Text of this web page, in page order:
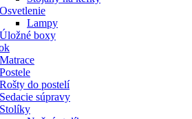
Osvetlenie
Lampy
Úložné boxy
Matrace
Postele
Rošty do postelí
Sedacie súpravy
Stolíky